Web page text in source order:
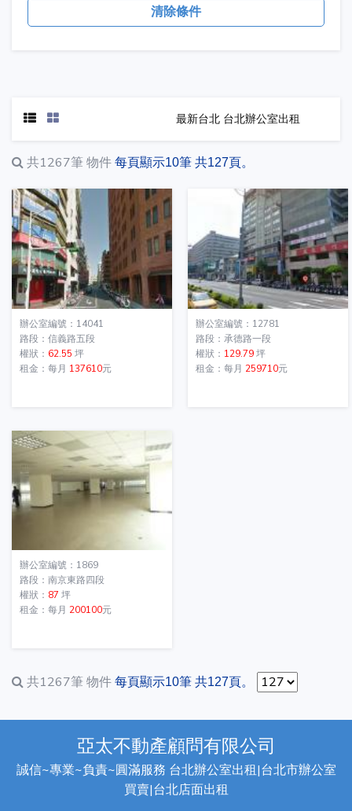
清除條件
最新台北 台北辦公室出租
共1267筆 物件 每頁顯示10筆 共127頁。
辦公室編號：14041
路段：信義路五段
權狀： 62.55 坪
租金：每月 137610元
辦公室編號：12781
路段：承德路一段
權狀： 129.79坪
租金：每月 259710元
辦公室編號：1869
路段：南京東路四段
權狀： 87 坪
租金：每月 200100元
共1267筆 物件 每頁顯示10筆 共127頁。
亞太不動產顧問有限公司
誠信~專業~負責~圓滿服務 台北辦公室出租|台北市辦公室
買賣|台北店面出租